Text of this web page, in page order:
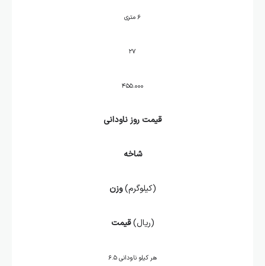
۶ متری
۲۷
۴۵۵.۰۰۰
قیمت روز ناودانی
شاخه
(کیلوگرم)وزن
(ریال)قیمت
هر کیلو ناودانی ۶.۵